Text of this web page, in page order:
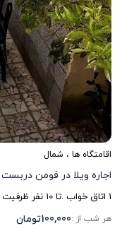
اقامتگاه ها ، شمال
اجاره ویلا در فومن دربست
1 اتاق خواب .تا10 نفر ظرفیت
هر شب از :100,000تومان